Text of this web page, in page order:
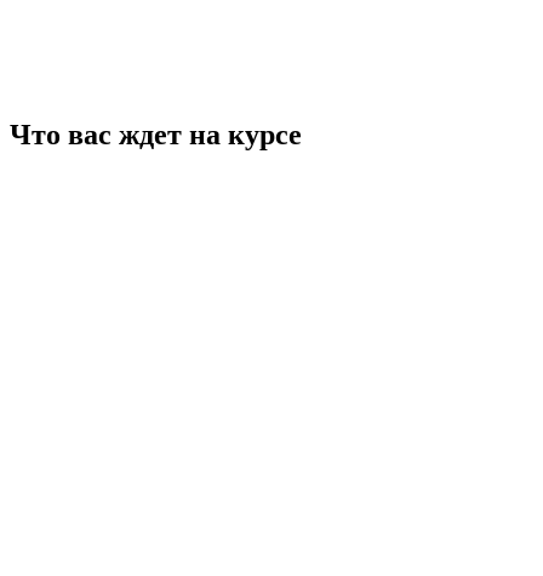
Что вас ждет на курсе